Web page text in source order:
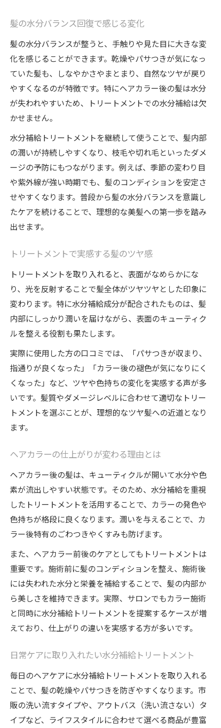
髪の水分バランス回復で感じる変化
髪の水分バランスが整うと、手触りや見た目に大きな変
化を感じることができます。乾燥やパサつきが気になっ
ていた髪も、しなやかさやまとまり、自然なツヤが戻り
やすくなるのが特徴です。特にヘアカラー後の髪は水分
が失われやすいため、トリートメントでの水分補給は欠
かせません。
水分補給トリートメントを継続して使うことで、髪内部
の潤いが持続しやすくなり、枝毛や切れ毛といったダメ
ージの予防にもつながります。例えば、季節の変わり目
や紫外線が強い時期でも、髪のコンディションを安定さ
せやすくなります。普段から髪の水分バランスを意識し
たケアを続けることで、理想的な美髪への第一歩を踏み
出せます。
トリートメントで実感する髪のツヤ感
トリートメントを取り入れると、表面がなめらかにな
り、光を反射することで髪全体がツヤツヤとした印象に
変わります。特に水分補給成分が配合されたものは、髪
内部にしっかり潤いを届けながら、表面のキューティク
ルを整える役割も果たします。
実際に使用した方の口コミでは、「パサつきが収まり、
指通りが良くなった」「カラー後の褪色が気になりにく
くなった」など、ツヤや色持ちの変化を実感する声が多
いです。髪質やダメージレベルに合わせて適切なトリー
トメントを選ぶことが、理想的なツヤ髪への近道となり
ます。
ヘアカラーの仕上がりが変わる理由とは
ヘアカラー後の髪は、キューティクルが開いて水分や色
素が流出しやすい状態です。そのため、水分補給を重視
したトリートメントを活用することで、カラーの発色や
色持ちが格段に良くなります。潤いを与えることで、カ
ラー後特有のごわつきやくすみも防げます。
また、ヘアカラー前後のケアとしてもトリートメントは
重要です。施術前に髪のコンディションを整え、施術後
には失われた水分と栄養を補給することで、髪の内部か
ら美しさを維持できます。実際、サロンでもカラー施術
と同時に水分補給トリートメントを提案するケースが増
えており、仕上がりの違いを実感する方が多いです。
日常ケアに取り入れたい水分補給トリートメント
毎日のヘアケアに水分補給トリートメントを取り入れる
ことで、髪の乾燥やパサつきを防ぎやすくなります。市
販の洗い流すタイプや、アウトバス（洗い流さない）タ
イプなど、ライフスタイルに合わせて選べる商品が豊富